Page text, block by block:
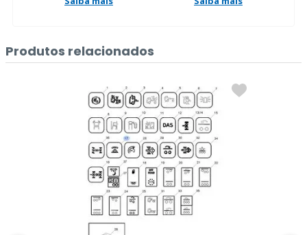
Produtos relacionados